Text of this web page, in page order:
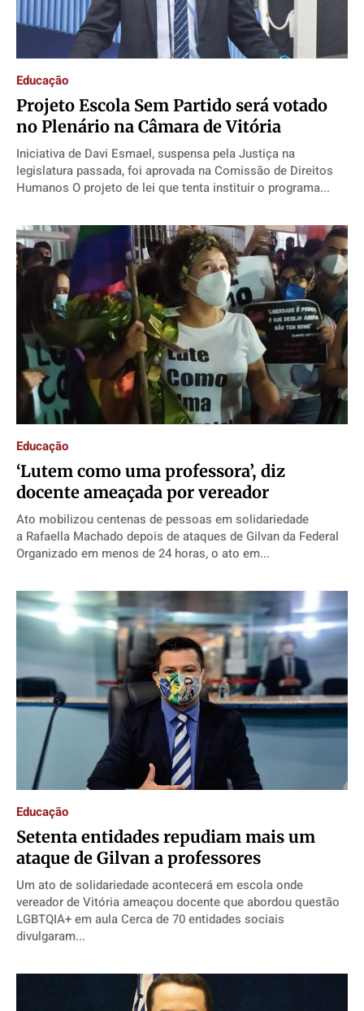
Educação
​Projeto Escola Sem Partido será votado
no Plenário na Câmara de Vitória
Iniciativa de Davi Esmael, suspensa pela Justiça na
legislatura passada, foi aprovada na Comissão de Direitos
Humanos O projeto de lei que tenta instituir o programa...
Educação
‘Lutem como uma professora’, diz
docente ameaçada por vereador
Ato mobilizou centenas de pessoas em solidariedade
a Rafaella Machado depois de ataques de Gilvan da Federal
Organizado em menos de 24 horas, o ato em...
Educação
Setenta entidades repudiam mais um
ataque de Gilvan a professores
Um ato de solidariedade acontecerá em escola onde
vereador de Vitória ameaçou docente que abordou questão
LGBTQIA+ em aula Cerca de 70 entidades sociais
divulgaram...